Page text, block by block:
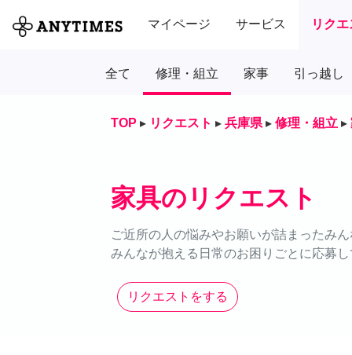
マイページ サービス リク
全て 修理・組立 家事 引っ越し
TOP ▸ リクエスト ▸ 兵庫県 ▸ 修理・組立 ▸
家具のリクエスト
ご近所の人の悩みやお願いが詰まったみ
みんなが抱える日常のお困りごとに応募
リクエストをする